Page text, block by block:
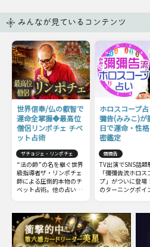
みんなが見ているコンテンツ
世界信奉/仏の叡智で
運命全掌握◆最高位
僧侶リンポチェ チベ
ット占術
ザチョジェ・リンポチェ
“法の師”の名を継ぐ世界
級指導者ザ・リンポチェ
師による圧倒的本物のチ
ベット占術。他の占いと
ょう。
ホロスコープ
彌告(みみこ)が
日で運命・性
密鑑定
彌彌告
TV出演でSNS話題
「彌彌告流ホロス
プ」がついに登場
のターニングポイ
その相性について
ります。